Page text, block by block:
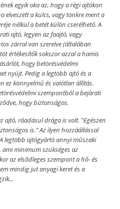
egyik oka az, hogy a régi ajtókon
elveszett a kulcs, vagy tönkre ment a
nélkül a betét külön cserélhető. A
ajtó, legyen az faajtó, vagy
zárral van szerelve (általában
értékesítők sokszor azzal a hamis
hogy betörésvédelmi
nyújt. Pedig a legtöbb ajtó és a
ez könnyelmű és valótlan állítás.
szempontból a bejárati
hogy biztonságos.
ajtó, ráadásul drága is volt. "Egészen
is." Az ilyen hozzáállással
legtöbb ajtógyártó annyi műszaki
minimum szükséges az
az elsődleges szempont a hő- és
mindig jut anyagi keret és a